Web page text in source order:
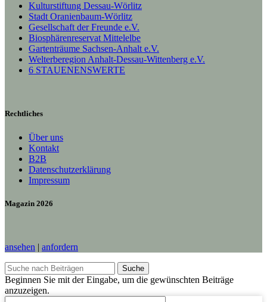
Kulturstiftung Dessau-Wörlitz
Stadt Oranienbaum-Wörlitz
Gesellschaft der Freunde e.V.
Biosphärenreservat Mittelelbe
Gartenträume Sachsen-Anhalt e.V.
Welterberegion Anhalt-Dessau-Wittenberg e.V.
6 STAUENENSWERTE
Rechtliches
Über uns
Kontakt
B2B
Datenschutzerklärung
Impressum
Magazin 2026
ansehen | anfordern
Suche
Beginnen Sie mit der Eingabe, um die gewünschten Beiträge
anzuzeigen.